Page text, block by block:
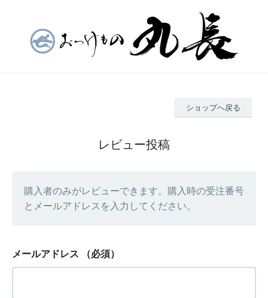
ショップへ戻る
レビュー投稿
購入者のみがレビューできます。購入時の受注番号
とメールアドレスを入力してください。
メールアドレス （必須）